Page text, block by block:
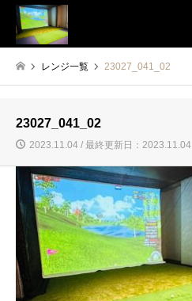
レンジ一覧 23027_041_02
23027_041_02
2023.11.04 / 最終更新日：2023.11.04